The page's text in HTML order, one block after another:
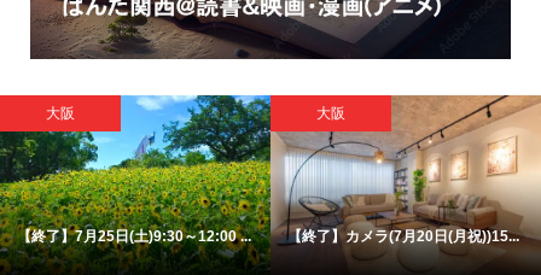
大阪
【終了】7月25日(土)9:30～12:00 ...
大阪
【終了】カメラ(7月20日(月祝))15...